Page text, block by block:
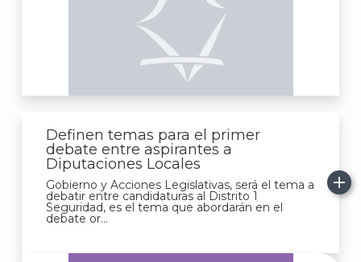
Definen temas para el primer
debate entre aspirantes a
Diputaciones Locales
Gobierno y Acciones Legislativas, será el tema a
debatir entre candidaturas al Distrito 1
Seguridad, es el tema que abordarán en el
debate or...